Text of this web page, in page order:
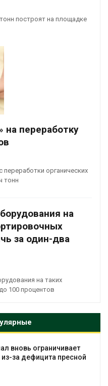
построят на площадке
на переработку
органических
тонн
на
за один-два
на таких
100 процентов
вновь ограничивает
из-за дефицита пресной